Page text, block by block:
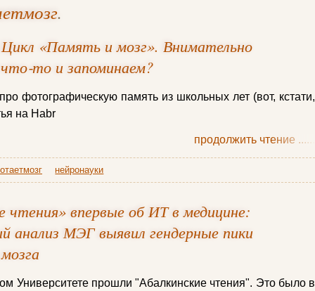
.
«Память и мозг». Внимательно
и запоминаем?
фотографическую память из школьных лет (вот, кстати,
на Habr
продолжить чтение ......
нейронауки
чтения» впервые об ИТ в медицине:
анализ МЭГ выявил гендерные пики
Университете прошли "Абалкинские чтения". Это было в